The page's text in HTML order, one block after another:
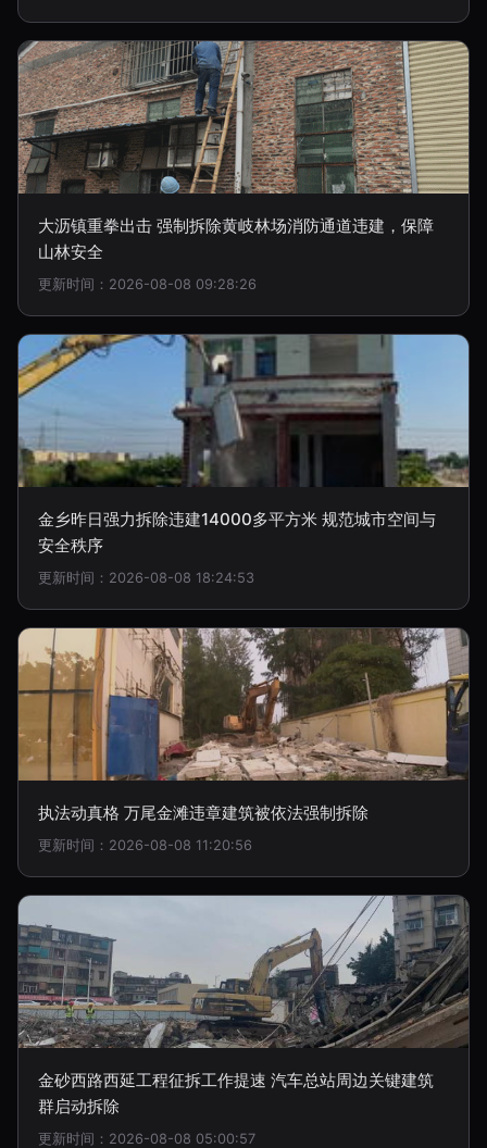
大沥镇重拳出击 强制拆除黄岐林场消防通道违建，保障
山林安全
更新时间：2026-08-08 09:28:26
金乡昨日强力拆除违建14000多平方米 规范城市空间与
安全秩序
更新时间：2026-08-08 18:24:53
执法动真格 万尾金滩违章建筑被依法强制拆除
更新时间：2026-08-08 11:20:56
金砂西路西延工程征拆工作提速 汽车总站周边关键建筑
群启动拆除
更新时间：2026-08-08 05:00:57